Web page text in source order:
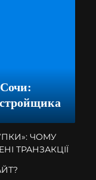
ЧОМУ
ТРАНЗАКЦІЇ